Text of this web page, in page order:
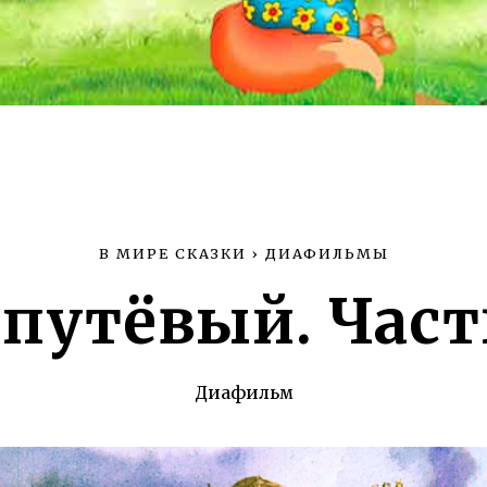
В МИРЕ СКАЗКИ › ДИАФИЛЬМЫ
Диафильм